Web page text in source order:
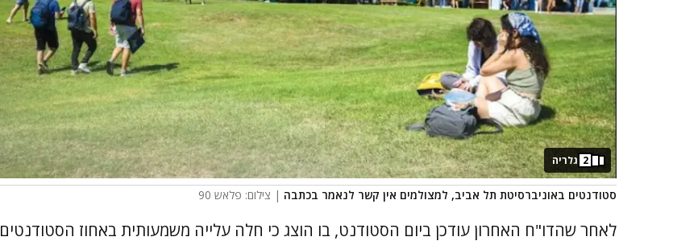
סטודנטים באוניברסיטת תל אביב, למצולמים אין קשר לנאמר בכתבה | צילום: פלאש 90
2 גלריה
לאחר שהדו"ח האחרון עודכן ביום הסטודנט, בו הוצג כי חלה עלייה משמעותית באחוז הסטודנטים